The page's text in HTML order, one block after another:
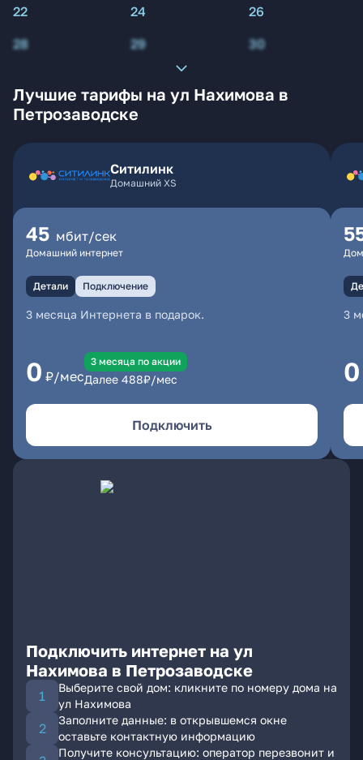
22
24
26
28
29 30
Лучшие тарифы на ул Нахимова в
Петрозаводске
Ситилинк
Домашний XS
45 мбит/сек
Домашний интернет
Детали Подключение
3 месяца Интернета в подарок.
0 ₽/мес
3 месяцa по акции
Далее 488₽/мес
Подключить
3
0
Подключить интернет на ул
Нахимова в Петрозаводске
Выберите свой дом: кликните по номеру дома на
ул Нахимова
Заполните данные: в открывшемся окне
оставьте контактную информацию
Получите консультацию: оператор перезвонит и